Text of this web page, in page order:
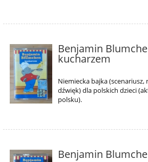
Benjamin
kucharzem
Niemiecka bajka (scenariusz,
dźwięk) dla polskich dzieci
polsku).
Benjamin